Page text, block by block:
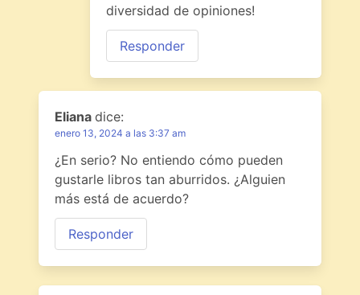
diversidad de opiniones!
Responder
Eliana dice:
enero 13, 2024 a las 3:37 am
¿En serio? No entiendo cómo pueden
gustarle libros tan aburridos. ¿Alguien
más está de acuerdo?
Responder